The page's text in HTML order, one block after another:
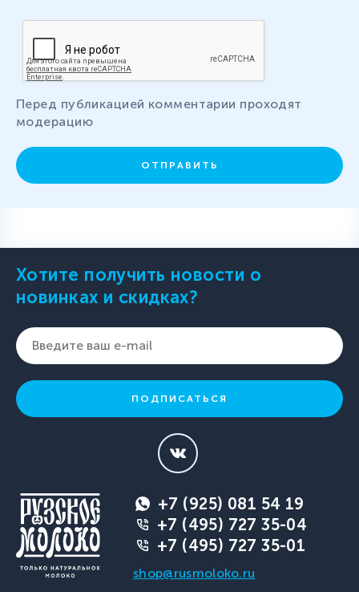
Перед публикацией комментарии проходят
модерацию
ОТПРАВИТЬ
+7 (925) 081 54 19
+7 (495) 727 35-04
+7 (495) 727 35-01
shop@rusmoloko.ru
Хотите получить новости о
новинках и скидках?
ПОДПИСАТЬСЯ